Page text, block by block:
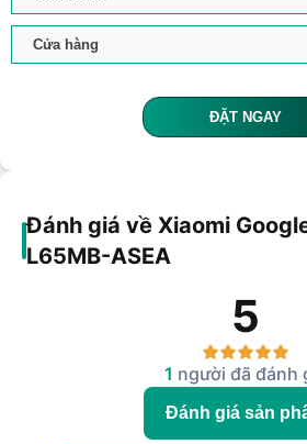
ĐẶT NGAY
Đánh giá về Xiaomi
L65MB-ASEA
5
1 người đã đánh
Đánh giá sản